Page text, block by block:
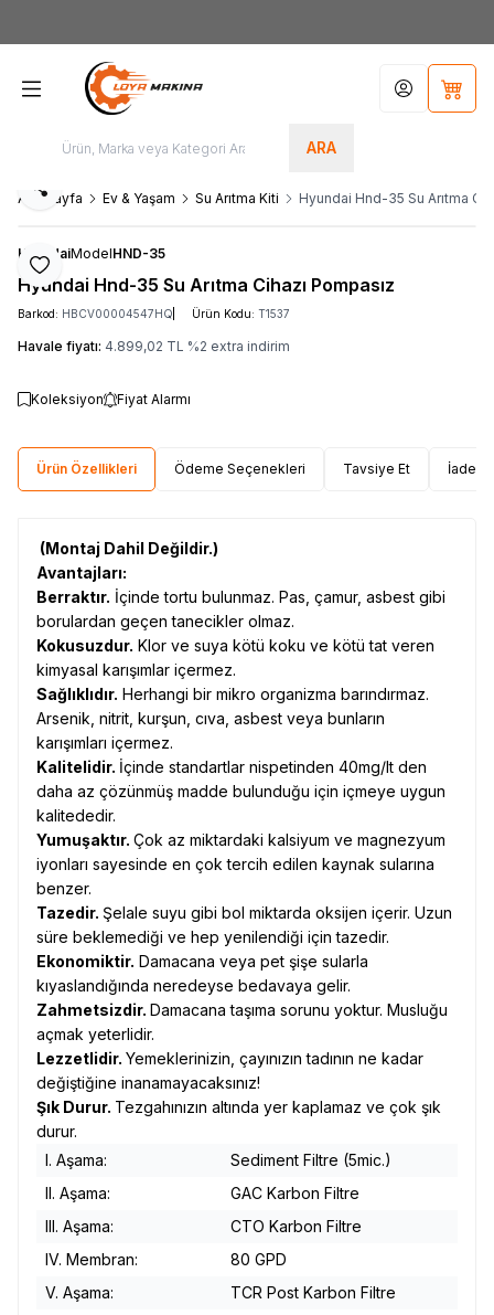
ARA
Hesabım
Ana Sayfa Ev & Yaşam Su Arıtma Kiti Hyundai Hnd-35 Su Arıtma
Favoriye Ekle
Paylaş
HyundaiModelHND-35
Hyundai Hnd-35 Su Arıtma Cihazı Pompasız
Barkod: HBCV00004547HQ Ürün Kodu: T1537
Havale fiyatı: 4.899,02 TL %2 extra indirim
Koleksiyon Fiyat Alarmı
Ürün Özellikleri Ödeme Seçenekleri Tavsiye Et İade
(Montaj Dahil Değildir.)
Avantajları:
Berraktır. İçinde tortu bulunmaz. Pas, çamur, asbest gibi
borulardan geçen tanecikler olmaz.
Kokusuzdur. Klor ve suya kötü koku ve kötü tat veren
kimyasal karışımlar içermez.
Sağlıklıdır. Herhangi bir mikro organizma barındırmaz.
Arsenik, nitrit, kurşun, cıva, asbest veya bunların
karışımları içermez.
Kalitelidir. İçinde standartlar nispetinden 40mg/lt den
daha az çözünmüş madde bulunduğu için içmeye uygun
kalitededir.
Yumuşaktır. Çok az miktardaki kalsiyum ve magnezyum
iyonları sayesinde en çok tercih edilen kaynak sularına
benzer.
Tazedir. Şelale suyu gibi bol miktarda oksijen içerir. Uzun
süre beklemediği ve hep yenilendiği için tazedir.
Ekonomiktir. Damacana veya pet şişe sularla
kıyaslandığında neredeyse bedavaya gelir.
Zahmetsizdir. Damacana taşıma sorunu yoktur. Musluğu
açmak yeterlidir.
Lezzetlidir. Yemeklerinizin, çayınızın tadının ne kadar
değiştiğine inanamayacaksınız!
Şık Durur. Tezgahınızın altında yer kaplamaz ve çok şık
durur.
I. Aşama:
Sediment Filtre (5mic.)
II. Aşama:
GAC Karbon Filtre
III. Aşama:
CTO Karbon Filtre
IV. Membran:
80 GPD
V. Aşama:
TCR Post Karbon Filtre